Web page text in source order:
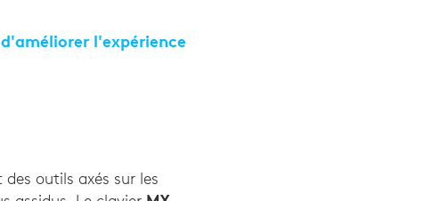
l'expérience
sur l'expérience des employés 2021", Willis
outils axés sur les